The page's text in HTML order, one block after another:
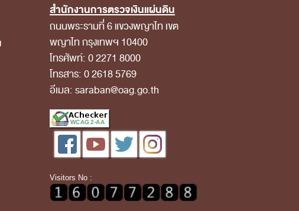
สำนักงานการตรวจเงินแผ่นดิน
ถนนพระรามที่ 6 แขวงพญาไท เขต
พญาไท กรุงเทพฯ 10400
โทรศัพท์: 0 2271 8000
โทรสาร: 0 2618 5769
อีเมล: saraban@oag.go.th
Visitors No :